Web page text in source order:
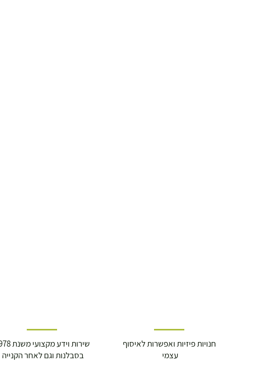
שירות וידע מקצועי משנת 1978
בסבלנות וגם לאחר הקנייה
חנויות פיזיות ואפשרות לאיסוף
עצמי